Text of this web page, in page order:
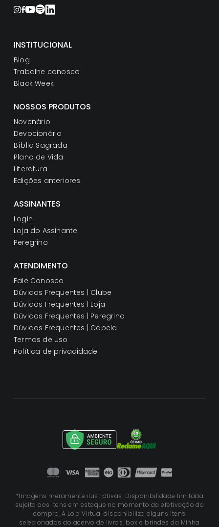
INSTITUCIONAL
Blog
Trabalhe conosco
Black Week
NOSSOS PRODUTOS
Novenário
Devocionário
Bíblia Sagrada
Plano de Vida
Literatura
Edições anteriores
ASSINANTES
Login
Loja do Assinante
Peregrino
ATENDIMENTO
Fale Conosco
Dúvidas Frequentes | Clube
Dúvidas Frequentes | Loja
Dúvidas Frequentes | Peregrino
Dúvidas Frequentes | Capela
Termos de uso
Política de privacidade
*Imagens meramente ilustrativas. Disponibilidade limitada
sujeita aos itens em estoque no momento da efetivação da
compra. A Loja Virtual disponibiliza alguns itens
selecionados do acervo de livros, box e brindes da Minha